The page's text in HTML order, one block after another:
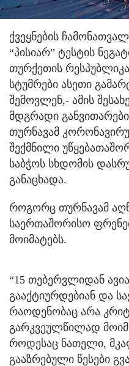
ქვეყნების
“პისიარ” ტესტის
თურქეთის
სტუმრები ასეთი
შემოვლენ,- ამის
მდგრადი
თურნავამ
შექმნილი
საბჭოს სხდომის
განაცხადა.
როგორც თურნავამ
საერთაშორისო
მოიმატებს.
“15 თებერვლიდან
გააქტიურდებიან და
რაოდენობაც არა
გარკვეულწილად
როდესაც ნათელი,
გააზრებული წესები